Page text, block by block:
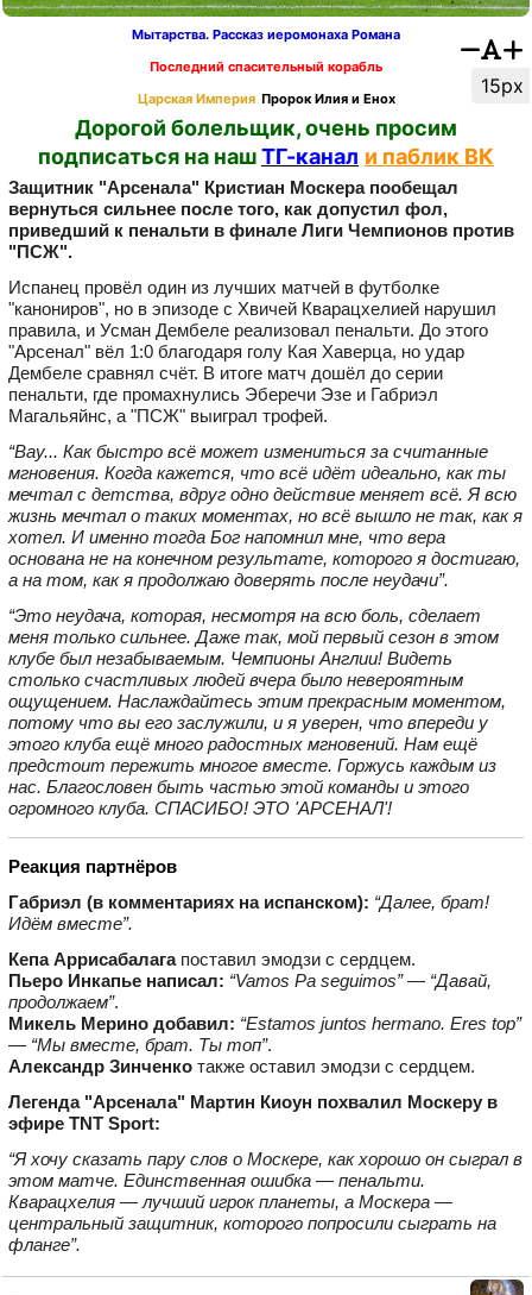
15px
Мытарства. Рассказ иеромонаха Романа
Последний спасительный корабль
Царская Империя Пророк Илия и Енох
Дорогой болельщик, очень просим
подписаться на нашТГ-канал и паблик ВК
Защитник "Арсенала" Кристиан Москера пообещал
вернуться сильнее после того, как допустил фол,
приведший к пенальти в финале Лиги Чемпионов против
"ПСЖ".
Испанец провёл один из лучших матчей в футболке
"канониров", но в эпизоде с Хвичей Кварацхелией нарушил
правила, и Усман Дембеле реализовал пенальти. До этого
"Арсенал" вёл 1:0 благодаря голу Кая Хаверца, но удар
Дембеле сравнял счёт. В итоге матч дошёл до серии
пенальти, где промахнулись Эберечи Эзе и Габриэл
Магальяйнс, а "ПСЖ" выиграл трофей.
“Вау... Как быстро всё может измениться за считанные
мгновения. Когда кажется, что всё идёт идеально, как ты
мечтал с детства, вдруг одно действие меняет всё. Я всю
жизнь мечтал о таких моментах, но всё вышло не так, как я
хотел. И именно тогда Бог напомнил мне, что вера
основана не на конечном результате, которого я достигаю,
а на том, как я продолжаю доверять после неудачи”.
“Это неудача, которая, несмотря на всю боль, сделает
меня только сильнее. Даже так, мой первый сезон в этом
клубе был незабываемым. Чемпионы Англии! Видеть
столько счастливых людей вчера было невероятным
ощущением. Наслаждайтесь этим прекрасным моментом,
потому что вы его заслужили, и я уверен, что впереди у
этого клуба ещё много радостных мгновений. Нам ещё
предстоит пережить многое вместе. Горжусь каждым из
нас. Благословен быть частью этой команды и этого
огромного клуба. СПАСИБО! ЭТО 'АРСЕНАЛ'!
Реакция партнёров
Габриэл (в комментариях на испанском): “Далее, брат!
Идём вместе”.
Кепа Аррисабалага поставил эмодзи с сердцем.
Пьеро Инкапье написал: “Vamos Pa seguimos”— “Давай,
продолжаем”.
Микель Мерино добавил: “Estamos juntos hermano. Eres top”
— “Мы вместе, брат. Ты топ”.
Александр Зинченко также оставил эмодзи с сердцем.
Легенда "Арсенала" Мартин Киоун похвалил Москеру в
эфире TNT Sport:
“Я хочу сказать пару слов о Москере, как хорошо он сыграл в
этом матче. Единственная ошибка — пенальти.
Кварацхелия — лучший игрок планеты, а Москера —
центральный защитник, которого попросили сыграть на
фланге”.